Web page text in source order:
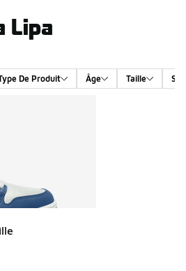
Lipa
De Produit Âge Taille
- [5 sur 5 étoiles], 3 commentaires